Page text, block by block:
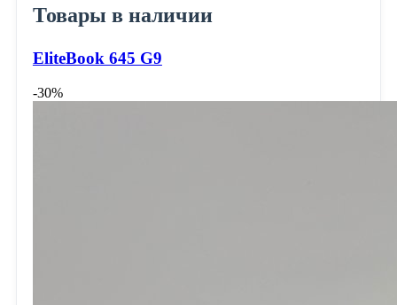
Товары в наличии
EliteBook 645 G9
-30%